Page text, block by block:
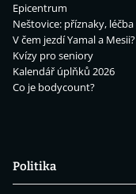
Epicentrum
Neštovice: příznaky, léčba
V čem jezdí Yamal a Mesii?
Kvízy pro seniory
Kalendář úplňků 2026
Co je bodycount?
Politika